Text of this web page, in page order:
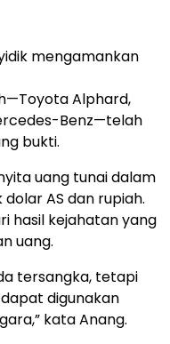
mengamankan
Alphard,
Benz—telah
bukti.
uang tunai dalam
AS dan rupiah.
hasil kejahatan yang
uang.
tersangka, tetapi
digunakan
kata Anang.